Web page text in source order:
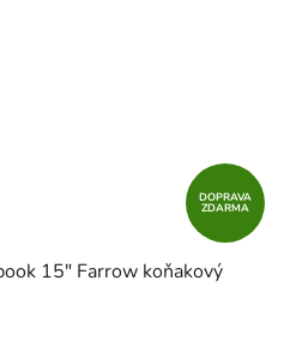
DOPRAVA
ZDARMA
15" Farrow koňakový